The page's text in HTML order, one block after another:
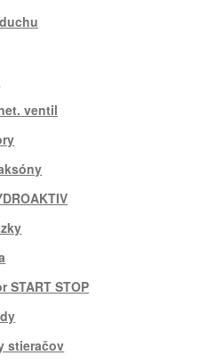
ventil
START STOP
stieračov